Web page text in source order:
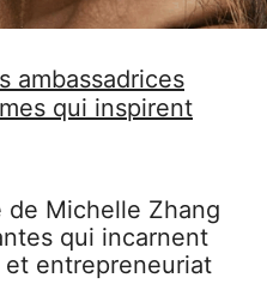
ambassadrices
qui inspirent
de Michelle Zhang
qui incarnent
entrepreneuriat